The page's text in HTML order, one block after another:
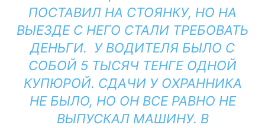
ПОСТАВИЛ НА СТОЯНКУ, НО НА
ВЫЕЗДЕ С НЕГО СТАЛИ ТРЕБОВАТЬ
ДЕНЬГИ. У ВОДИТЕЛЯ БЫЛО С
СОБОЙ 5 ТЫСЯЧ ТЕНГЕ ОДНОЙ
КУПЮРОЙ. СДАЧИ У ОХРАННИКА
НЕ БЫЛО, НО ОН ВСЕ РАВНО НЕ
ВЫПУСКАЛ МАШИНУ. В